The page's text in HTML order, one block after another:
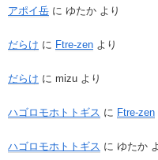
アポイ岳 に ゆたか より
だらけ に Ftre-zen より
だらけ に mizu より
ハゴロモホトトギス に Ftre-zen
ハゴロモホトトギス に ゆたか